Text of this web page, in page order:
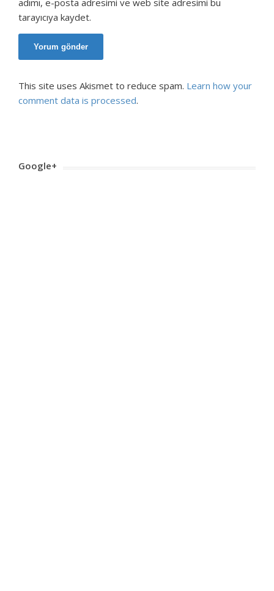
adımı, e-posta adresimi ve web site adresimi bu
tarayıcıya kaydet.
This site uses Akismet to reduce spam. Learn how your
comment data is processed.
Google+